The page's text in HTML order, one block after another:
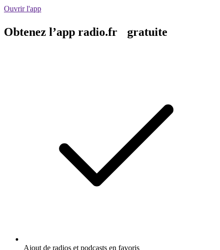
Ouvrir l'app
Obtenez l’app radio.fr gratuite
Ajout de radios et podcasts en favoris